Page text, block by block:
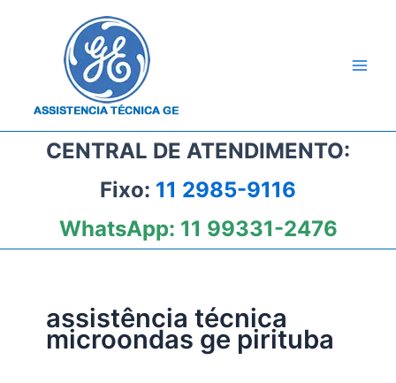
CENTRAL DE ATENDIMENTO:
Fixo: 11 2985-9116
WhatsApp: 11 99331-2476
assistência técnica
microondas ge pirituba